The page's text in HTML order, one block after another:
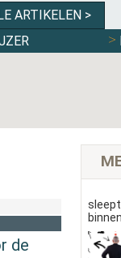
ARTIKELEN >
de